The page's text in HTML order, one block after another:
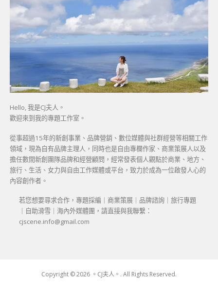
Hello, 我是CJ夫人。
歡迎來到我的專題工作室。
從事超過15年的新創事業、品牌營銷、數位媒體與社群經營等相關工作
領域，現為自有品牌主理人，同時也是自由專欄作家、商業策展人以及
擔任數間新創團隊品牌和經營顧問，經常發表個人觀點於商業、地方、
旅行、生活、女力與自由工作媒體或平台，致力於成為一位啟發人心的
內容創作者。
若您想要尋求合作，專題採編｜商業策展｜品牌諮詢｜旅行專題
｜自助滑雪｜海內外媒體團，請直接與我聯繫：
cjscene.info@gmail.com
Copyright © 2026 。CJ夫人。. All Rights Reserved.